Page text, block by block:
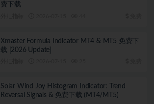
费下载
Xmaster Formula Indicator MT4 & MT5 免费下
载 [2026 Update]
Solar Wind Joy Histogram Indicator: Trend
Reversal Signals & 免费下载 (MT4/MT5)